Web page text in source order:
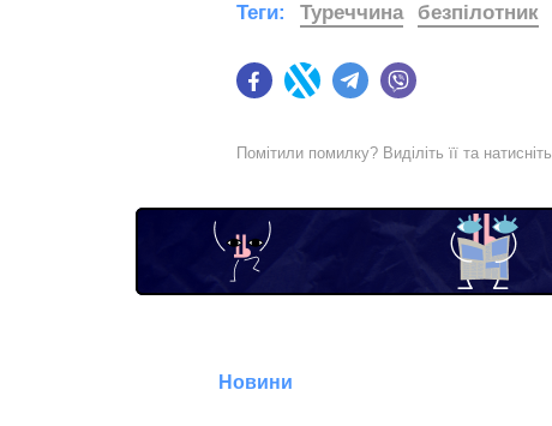
FacebookTwitter Telegram
Теги: Туреччина безпілотник
Помітили помилку? Виділіть її та натисніть
Новини